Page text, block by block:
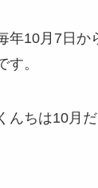
年10月7日か
す。
んちは10月